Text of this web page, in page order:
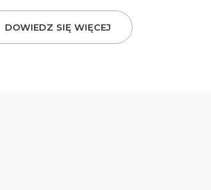
DOWIEDZ SIĘ WIĘCEJ